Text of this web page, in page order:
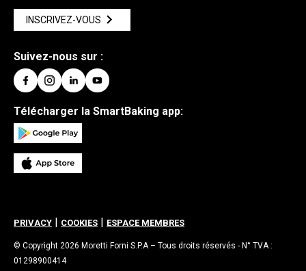
INSCRIVEZ-VOUS
Suivez-nous sur :
Télécharger la SmartBaking app:
PRIVACY | COOKIES | ESPACE MEMBRES
© Copyright 2026 Moretti Forni S.P.A – Tous droits réservés - N° TVA :
01298900414